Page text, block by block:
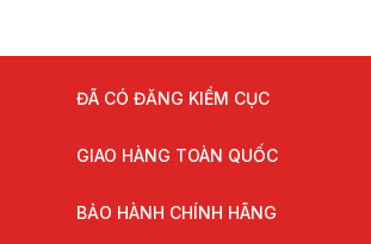
ĐÃ CÓ ĐĂNG KIỂM CỤC
GIAO HÀNG TOÀN QUỐC
BẢO HÀNH CHÍNH HÃNG